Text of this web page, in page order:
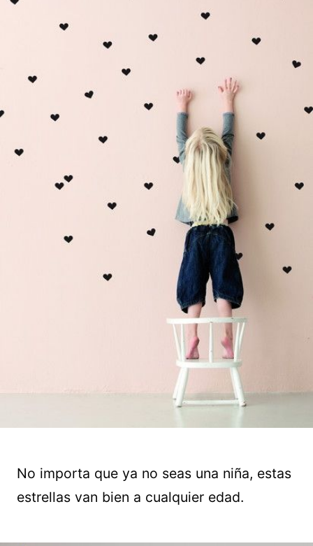
No importa que ya no seas una niña, estas
estrellas van bien a cualquier edad.